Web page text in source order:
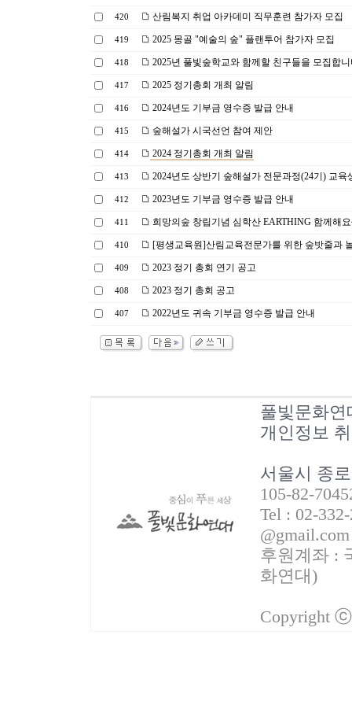
420 산림복지 취업 아카데미 직무훈련 참가자 모집
419 2025 몽골 "예술의 숲" 플랜투어 참가자 모집
418 2025년 풀빛숲학교와 함께할 친구들을 모집합
417 2025 정기총회 개최 알림
416 2024년도 기부금 영수증 발급 안내
415 숲해설가 시국선언 참여 제안
414 2024 정기총회 개최 알림
413 2024년도 상반기 숲해설가 전문과정(24기) 교육
412 2023년도 기부금 영수증 발급 안내
411 희망의숲 창립기념 심학산 EARTHING 함께해
410 [평생교육원]산림교육전문가를 위한 숲밧줄과
409 2023 정기 총회 연기 공고
408 2023 정기 총회 공고
407 2022년도 귀속 기부금 영수증 발급 안내
풀빛문화연
개인정보
서울시 종
105-82-
Tel : 02-
@gmail.com
후원계좌 :
화연대)
Copyright